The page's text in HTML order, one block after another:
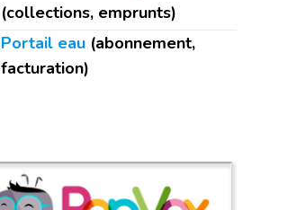
(collections, emprunts)
Portail eau (abonnement,
facturation)